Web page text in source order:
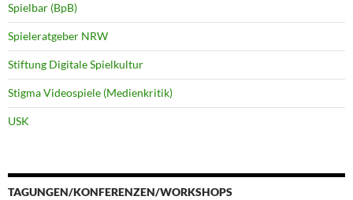
Spielbar (BpB)
Spieleratgeber NRW
Stiftung Digitale Spielkultur
Stigma Videospiele (Medienkritik)
USK
TAGUNGEN/KONFERENZEN/WORKSHOPS